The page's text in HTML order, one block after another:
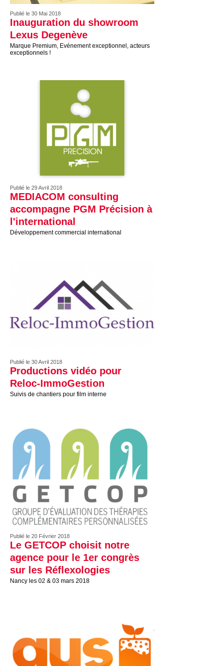
Publié le 30 Mai 2018
Inauguration du showroom
Lexus Degenève
Marque Premium, Evénement exceptionnel, acteurs
exceptionnels !
Publié le 29 Avril 2018
MEDIACOM consulting
accompagne PGM Précision à
l'international
Développement commercial international
Publié le 30 Avril 2018
Productions vidéo pour
Reloc-ImmoGestion
Suivis de chantiers pour film interne
Publié le 20 Février 2018
Le GETCOP choisit notre
agence pour le 1er congrès
sur les Réflexologies
Nancy les 02 & 03 mars 2018